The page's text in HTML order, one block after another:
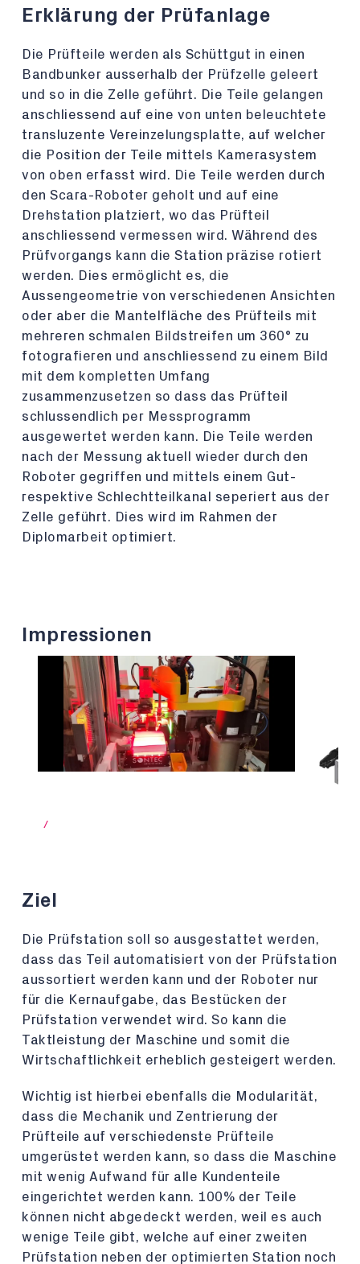
Erklärung der Prüfanlage
Die Prüfteile werden als Schüttgut in einen
Bandbunker ausserhalb der Prüfzelle geleert
und so in die Zelle geführt. Die Teile gelangen
anschliessend auf eine von unten beleuchtete
transluzente Vereinzelungsplatte, auf welcher
die Position der Teile mittels Kamerasystem
von oben erfasst wird. Die Teile werden durch
den Scara-Roboter geholt und auf eine
Drehstation platziert, wo das Prüfteil
anschliessend vermessen wird. Während des
Prüfvorgangs kann die Station präzise rotiert
werden. Dies ermöglicht es, die
Aussengeometrie von verschiedenen Ansichten
oder aber die Mantelfläche des Prüfteils mit
mehreren schmalen Bildstreifen um 360° zu
fotografieren und anschliessend zu einem Bild
mit dem kompletten Umfang
zusammenzusetzen so dass das Prüfteil
schlussendlich per Messprogramm
ausgewertet werden kann. Die Teile werden
nach der Messung aktuell wieder durch den
Roboter gegriffen und mittels einem Gut-
respektive Schlechtteilkanal seperiert aus der
Zelle geführt. Dies wird im Rahmen der
Diplomarbeit optimiert.
Impressionen
/
Ziel
Die Prüfstation soll so ausgestattet werden,
dass das Teil automatisiert von der Prüfstation
aussortiert werden kann und der Roboter nur
für die Kernaufgabe, das Bestücken der
Prüfstation verwendet wird. So kann die
Taktleistung der Maschine und somit die
Wirtschaftlichkeit erheblich gesteigert werden.
Wichtig ist hierbei ebenfalls die Modularität,
dass die Mechanik und Zentrierung der
Prüfteile auf verschiedenste Prüfteile
umgerüstet werden kann, so dass die Maschine
mit wenig Aufwand für alle Kundenteile
eingerichtet werden kann. 100% der Teile
können nicht abgedeckt werden, weil es auch
wenige Teile gibt, welche auf einer zweiten
Prüfstation neben der optimierten Station noch